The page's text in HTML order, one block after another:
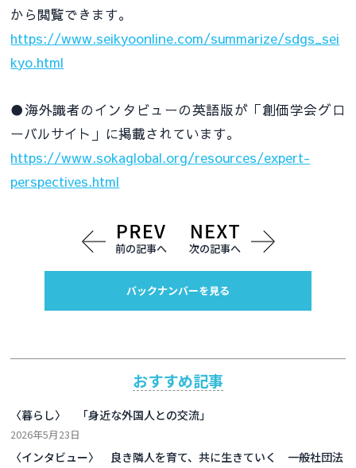
から閲覧できます。
https://www.seikyoonline.com/summarize/sdgs_sei
kyo.html
●海外識者のインタビューの英語版が「創価学会グロ
ーバルサイト」に掲載されています。
https://www.sokaglobal.org/resources/expert-
perspectives.html
前の記事へ 次の記事へ
バックナンバーを見る
おすすめ記事
〈暮らし〉 「身近な外国人との交流」
2026年5月23日
〈インタビュー〉 良き隣人を育て、共に生きていく 一般社団法